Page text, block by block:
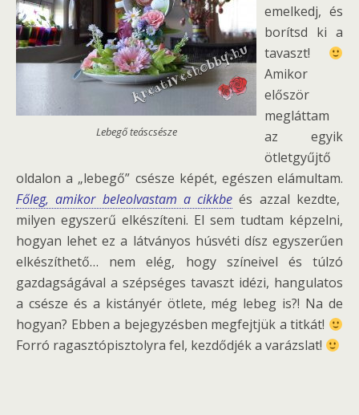
Lebegő teáscsésze
emelkedj, és
borítsd ki a
tavaszt!
Amikor
először
megláttam
az egyik
ötletgyűjtő
oldalon a „lebegő” csésze képét, egészen elámultam.
Főleg, amikor beleolvastam a cikkbe és azzal kezdte,
milyen egyszerű elkészíteni. El sem tudtam képzelni,
hogyan lehet ez a látványos húsvéti dísz egyszerűen
elkészíthető… nem elég, hogy színeivel és túlzó
gazdagságával a szépséges tavaszt idézi, hangulatos
a csésze és a kistányér ötlete, még lebeg is?! Na de
hogyan? Ebben a bejegyzésben megfejtjük a titkát!
Forró ragasztópisztolyra fel, kezdődjék a varázslat!